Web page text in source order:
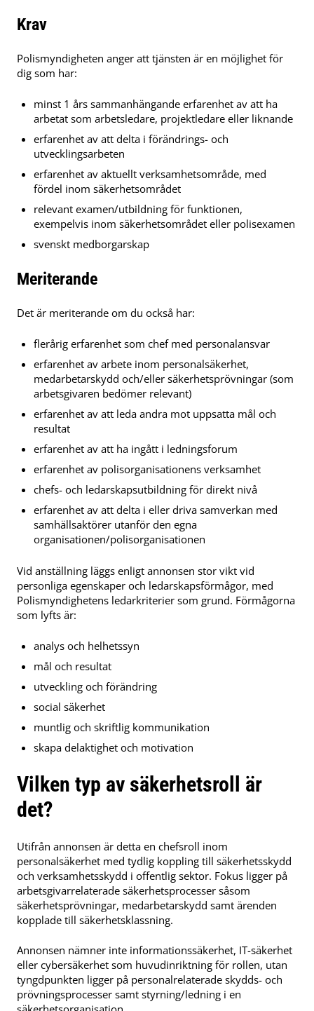
Krav
Polismyndigheten anger att tjänsten är en möjlighet för
dig som har:
minst 1 års sammanhängande erfarenhet av att ha
arbetat som arbetsledare, projektledare eller liknande
erfarenhet av att delta i förändrings- och
utvecklingsarbeten
erfarenhet av aktuellt verksamhetsområde, med
fördel inom säkerhetsområdet
relevant examen/utbildning för funktionen,
exempelvis inom säkerhetsområdet eller polisexamen
svenskt medborgarskap
Meriterande
Det är meriterande om du också har:
flerårig erfarenhet som chef med personalansvar
erfarenhet av arbete inom personalsäkerhet,
medarbetarskydd och/eller säkerhetsprövningar (som
arbetsgivaren bedömer relevant)
erfarenhet av att leda andra mot uppsatta mål och
resultat
erfarenhet av att ha ingått i ledningsforum
erfarenhet av polisorganisationens verksamhet
chefs- och ledarskapsutbildning för direkt nivå
erfarenhet av att delta i eller driva samverkan med
samhällsaktörer utanför den egna
organisationen/polisorganisationen
Vid anställning läggs enligt annonsen stor vikt vid
personliga egenskaper och ledarskapsförmågor, med
Polismyndighetens ledarkriterier som grund. Förmågorna
som lyfts är:
analys och helhetssyn
mål och resultat
utveckling och förändring
social säkerhet
muntlig och skriftlig kommunikation
skapa delaktighet och motivation
Vilken typ av säkerhetsroll är
det?
Utifrån annonsen är detta en chefsroll inom
personalsäkerhet med tydlig koppling till säkerhetsskydd
och verksamhetsskydd i offentlig sektor. Fokus ligger på
arbetsgivarrelaterade säkerhetsprocesser såsom
säkerhetsprövningar, medarbetarskydd samt ärenden
kopplade till säkerhetsklassning.
Annonsen nämner inte informationssäkerhet, IT-säkerhet
eller cybersäkerhet som huvudinriktning för rollen, utan
tyngdpunkten ligger på personalrelaterade skydds- och
prövningsprocesser samt styrning/ledning i en